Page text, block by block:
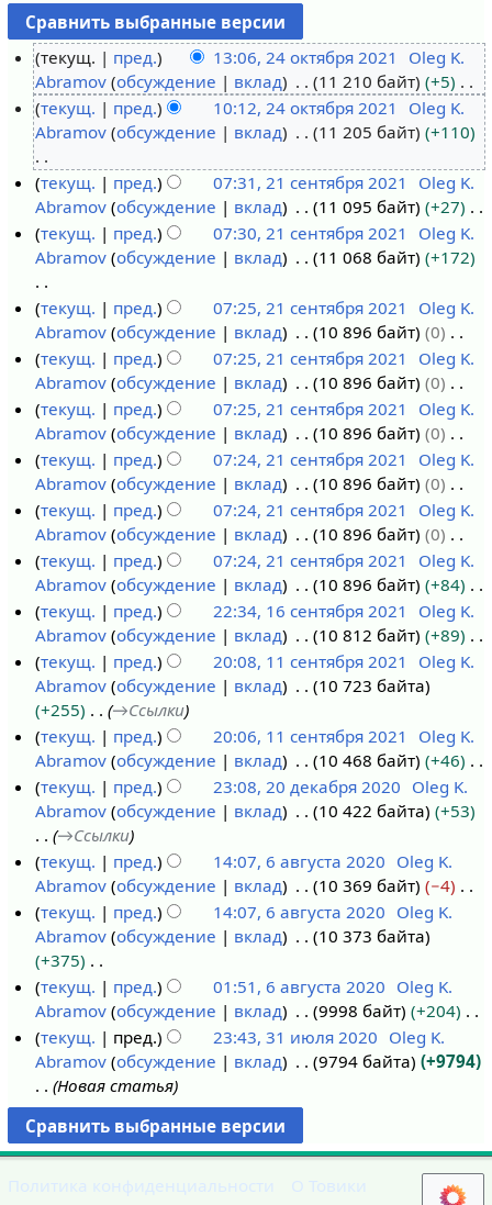
4
т
б
2
2
текущ. пред. 13:06, 24 октября 2021
Oleg K.
Abramov обсуждение вклад 11 210 байт
+5
Н
е
о
п
и
с
н
и
п
р
а
в
к
и
текущ. пред. 10:12, 24 октября 2021
Oleg K.
Abramov обсуждение вклад 11 205 байт +110
Н
е
т
о
и
с
а
н
я
п
р
а
в
к
и
1
н
я
р
2
2
текущ. пред. 07:31, 21 сентября 2021
Oleg K.
Abramov обсуждение вклад 11 095 байт
+27
Н
е
о
п
и
с
а
н
я
п
р
а
в
к
и
текущ. пред. 07:30, 21 сентября 2021
Oleg K.
Abramov обсуждение вклад 11 068 байт +172
Н
е
т
о
п
и
с
а
и
я
п
р
а
в
к
и
текущ. пред. 07:25, 21 сентября 2021
Oleg K.
Abramov обсуждение вклад 10 896 байт
0
Н
е
т
о
п
и
с
а
и
я
п
р
а
в
к
и
текущ. пред. 07:25, 21 сентября 2021
Oleg K.
Abramov обсуждение вклад 10 896 байт
0
Н
е
т
о
п
и
с
а
и
я
п
р
а
в
к
и
текущ. пред. 07:25, 21 сентября 2021
Oleg K.
Abramov обсуждение вклад 10 896 байт
0
Н
е
т
о
п
и
с
а
и
я
п
р
а
в
к
и
текущ. пред. 07:24, 21 сентября 2021
Oleg K.
Abramov обсуждение вклад 10 896 байт
0
Н
е
т
о
п
и
с
а
н
и
я
п
р
а
в
к
и
текущ. пред. 07:24, 21 сентября 2021
Oleg K.
Abramov обсуждение вклад 10 896 байт
0
Н
е
т
о
п
и
с
а
н
я
п
р
а
в
к
и
текущ. пред. 07:24, 21 сентября 2021
Oleg K.
Abramov обсуждение вклад 10 896 байт
+84
Н
е
т
о
п
и
с
а
н
п
р
а
в
к
и
6
н
я
я
0
текущ. пред. 22:34, 16 сентября 2021
Oleg K.
Abramov обсуждение вклад 10 812 байт
+89
Н
е
т
о
п
и
с
н
и
п
р
а
в
к
и
с
н
б
я
2
текущ. пред. 20:08, 11 сентября 2021
Oleg K.
Abramov обсуждение вклад
10 723 байта
+255
→Ссылки
текущ.
пред. 20:06, 11 сентября 2021
Oleg K.
Abramov обсуждение вклад 10 468 байт
+46
Н
е
о
п
и
с
а
н
и
п
р
а
в
к
д
к
р
2
текущ. пред. 23:08, 20 декабря 2020 Oleg K.
Abramov обсуждение вклад 10 422 байта
+53
→Ссылки
а
у
т
0
2
текущ. пред. 14:07, 6 августа 2020 Oleg K.
Abramov обсуждение вклад 10 369 байт
−4
Н
е
т
о
п
и
с
н
и
я
текущ. пред. 14:07, 6 августа 2020 Oleg K.
Abramov обсуждение вклад
10 373 байта
+375
Н
е
т
о
и
с
а
текущ. пред. 01:51, 6 августа 2020 Oleg K.
Abramov обсуждение вклад 9998 байт
+204
Н
е
о
п
и
и
ю
л
текущ. пред. 23:43, 31 июля 2020 Oleg K.
Abramov обсуждение вклад 9794 байта
+9794
Новая статья